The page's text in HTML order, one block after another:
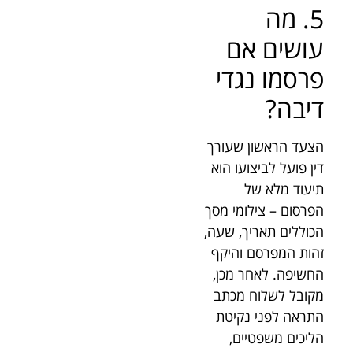
5. מה
עושים אם
פרסמו נגדי
דיבה?
הצעד הראשון שעורך
דין פועל לביצועו הוא
תיעוד מלא של
הפרסום – צילומי מסך
הכוללים תאריך, שעה,
זהות המפרסם והיקף
החשיפה. לאחר מכן,
מקובל לשלוח מכתב
התראה לפני נקיטת
הליכים משפטיים,